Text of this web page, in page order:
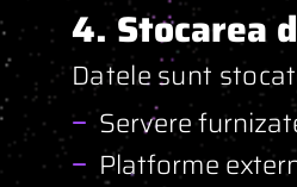
4. Stocarea
Datele sunt
Servere
Platforme